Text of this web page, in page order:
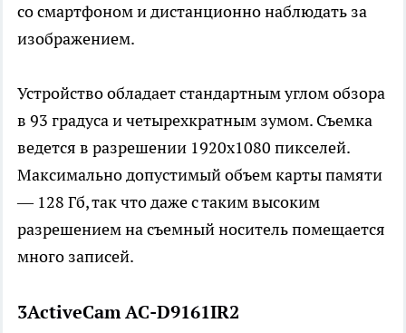
со смартфоном и дистанционно наблюдать за
изображением.
Устройство обладает стандартным углом обзора
в 93 градуса и четырехкратным зумом. Съемка
ведется в разрешении 1920х1080 пикселей.
Максимально допустимый объем карты памяти
— 128 Гб, так что даже с таким высоким
разрешением на съемный носитель помещается
много записей.
3ActiveCam AC-D9161IR2